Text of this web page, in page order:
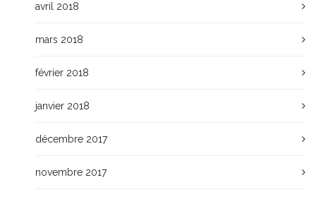
avril 2018
mars 2018
février 2018
janvier 2018
décembre 2017
novembre 2017